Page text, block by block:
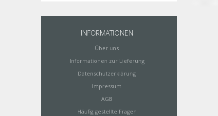
INFORMATIONEN
Über uns
Informationen zur Lieferung
Datenschutzerklärung
Impressum
AGB
Häufig gestellte Fragen